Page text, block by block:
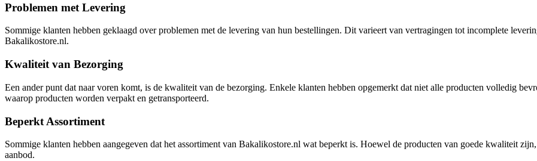
Problemen met Levering
Sommige klanten hebben geklaagd over problemen met de levering van hun bestellingen. Dit varieert van vertragingen tot incomplete
Bakalikostore.nl.
Kwaliteit van Bezorging
Een ander punt dat naar voren komt, is de kwaliteit van de bezorging. Enkele klanten hebben opgemerkt dat niet alle producten volledig
waarop producten worden verpakt en getransporteerd.
Beperkt Assortiment
Sommige klanten hebben aangegeven dat het assortiment van Bakalikostore.nl wat beperkt is. Hoewel de producten van goede kwaliteit
aanbod.